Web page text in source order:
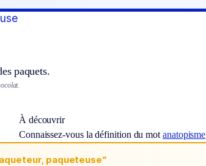
paquets.
À découvrir
Connaissez-vous la définition du mot anatopisme
paqueteuse“